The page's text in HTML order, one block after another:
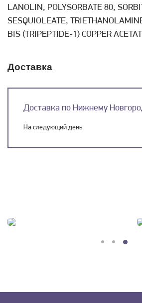
LANOLIN, POLYSORBATE 80,
SESQUIOLEATE,
BIS (TRIPEPTIDE-1) COPPER
Доставка
Доставка по Нижнему
На следующий день